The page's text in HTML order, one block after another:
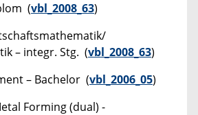
(vbl_2008_63)
– integr. Stg. (vbl_2008_63)
– Bachelor (vbl_2006_05)
Forming (dual) -